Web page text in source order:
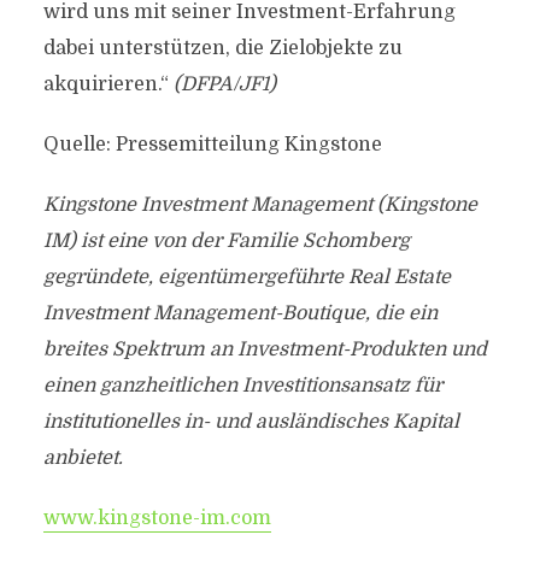
wird uns mit seiner Investment-Erfahrung
dabei unterstützen, die Zielobjekte zu
akquirieren.“ (DFPA/JF1)
Quelle: Pressemitteilung Kingstone
Kingstone Investment Management (Kingstone
IM) ist eine von der Familie Schomberg
gegründete, eigentümergeführte Real Estate
Investment Management-Boutique, die ein
breites Spektrum an Investment-Produkten und
einen ganzheitlichen Investitionsansatz für
institutionelles in- und ausländisches Kapital
anbietet.
www.kingstone-im.com